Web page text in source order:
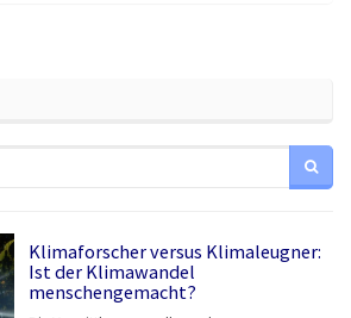
Klimaforscher versus Klimaleugner:
Ist der Klimawandel
menschengemacht?